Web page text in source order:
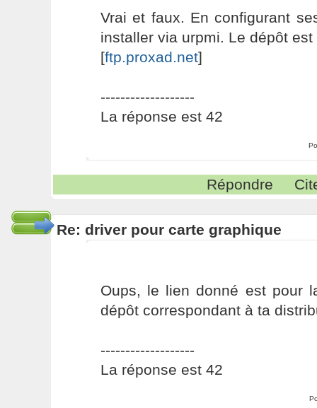
Vrai et faux. En configurant
installer via urpmi. Le dépôt est
[ftp.proxad.net]
-------------------
La réponse est 42
Répondre
Re: driver pour carte graphique
Oups, le lien donné est pour
dépôt correspondant à ta
-------------------
La réponse est 42